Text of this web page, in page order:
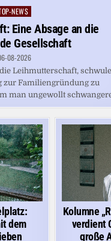
NEWS
Eine Absage an die
Gesellschaft
08-2026
Leihmutterschaft,
zur Familiengründung zu
man ungewollt
dem
Kolumne
verdient
große